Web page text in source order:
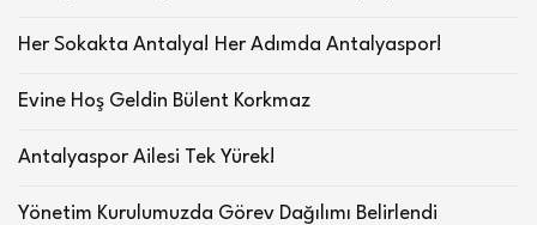
Her Sokakta Antalya! Her Adımda Antalyaspor!
Evine Hoş Geldin Bülent Korkmaz
Antalyaspor Ailesi Tek Yürek!
Yönetim Kurulumuzda Görev Dağılımı Belirlendi